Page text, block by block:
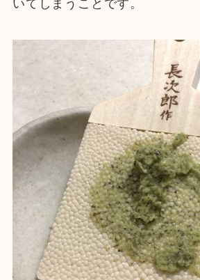
いてしまうことです。